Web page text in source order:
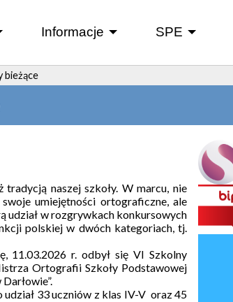
Informacje
SPE
bieżące
naszej szkoły. W marcu, nie
umiejętności ortograficzne, ale
udział w rozgrywkach konkursowych
polskiej w dwóch kategoriach, tj.
11.03.2026 r. odbył się VI Szkolny
Ortografii Szkoły Podstawowej
33 uczniów z klas IV-V oraz 45